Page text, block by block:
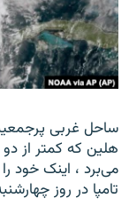
ساحل غربی پرجمعیت
هلین که کمتر از
می‌برد ، اینک خود
تامپا در روز